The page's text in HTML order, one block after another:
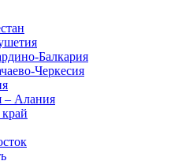
Балкария
Черкесия
– Алания